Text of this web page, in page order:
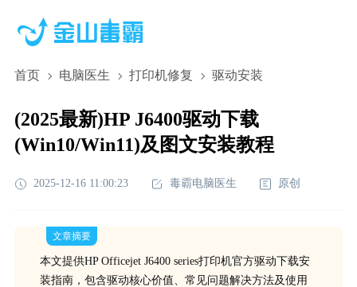
首页 电脑医生 打印机修复 驱动安装
(2025最新)HP J6400驱动下载
(Win10/Win11)及图文安装教程
2025-12-16 11:00:23 毒霸电脑医生 原创
文章摘要
本文提供HP Officejet J6400 series打印机官方驱动下载安
装指南，包含驱动核心价值、常见问题解决方法及使用